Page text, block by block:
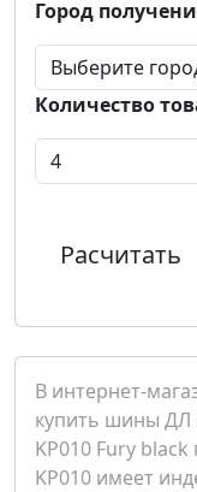
Город
Количество
Расчитать
В интернет-
купить шины ДЛ
KP010 Fury
KP010 имеет